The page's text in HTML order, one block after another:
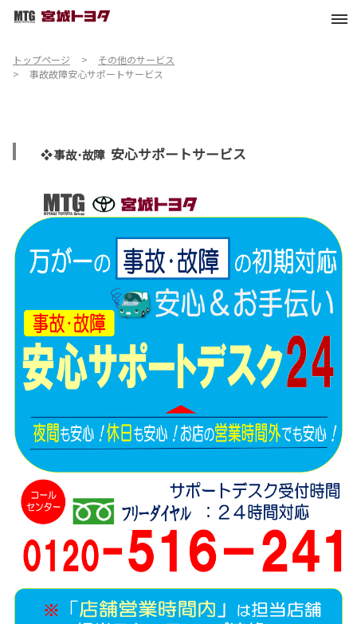
トップページ
その他のサービス
事故故障安心サポートサービス
❖ 事故･故障安心サポートサービス